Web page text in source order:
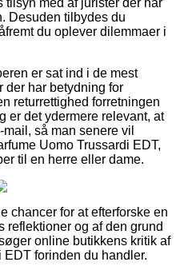
Desuden tilbydes du
du oplever dilemmaer i
er sat ind i de mest
der har betydning for
returrettighed forretningen
er det ydermere relevant, at
så man senere vil
Uomo Trussardi EDT,
til en herre eller dame.
chancer for at efterforske en
og af den grund
online butikkens kritik af
EDT forinden du handler.